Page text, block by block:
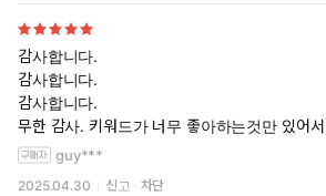
감사합니다.
감사합니다.
감사합니다.
무한 감사. 키워드가 너무 좋아하는것만 있어서
침만 꿀떡!!!
guy***
2025.04.30 신고 차단